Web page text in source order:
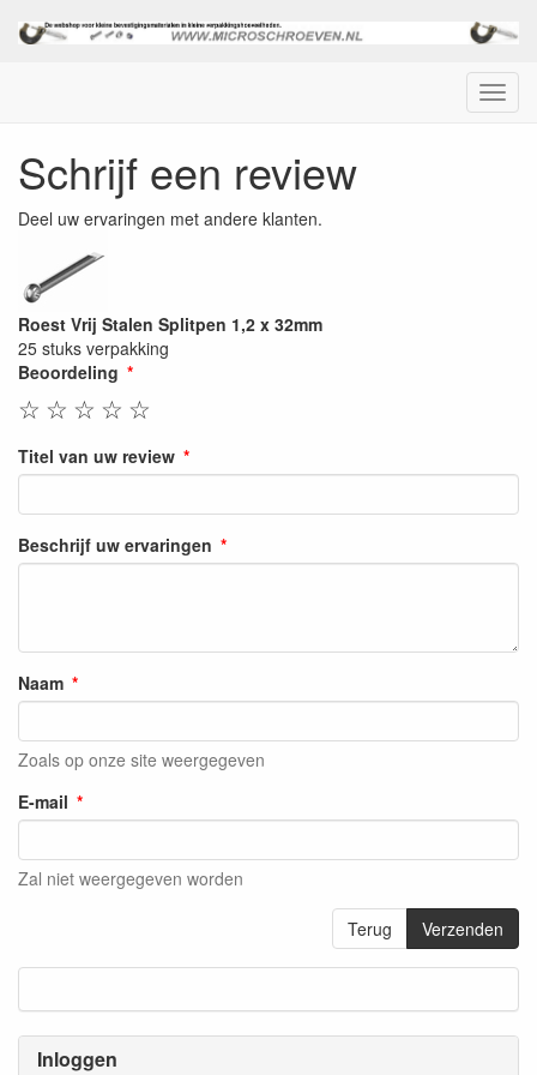
Menu
Inloggen
Schrijf een review
Deel uw ervaringen met andere klanten.
Roest Vrij Stalen Splitpen 1,2 x 32mm
25 stuks verpakking
Beoordeling
☆
☆
☆
☆
☆
Titel van uw review
Beschrijf uw ervaringen
Naam
Zoals op onze site weergegeven
E-mail
Zal niet weergegeven worden
Terug Verzenden